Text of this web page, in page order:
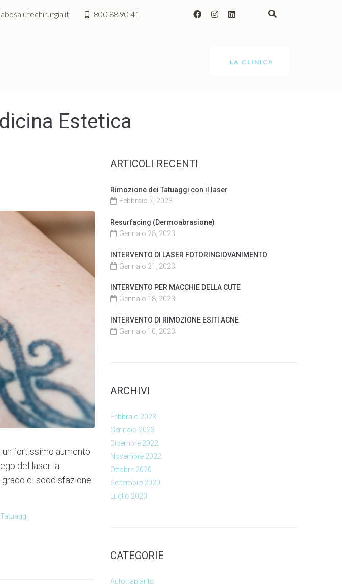
800 88 90 41
LA CLINICA
Estetica
fortissimo aumento
del laser la
di soddisfazione
Tatuaggi
ARTICOLI RECENTI
Rimozione dei Tatuaggi con il laser
Febbraio 7, 2023
Resurfacing (Dermoabrasione)
Gennaio 28, 2023
INTERVENTO DI LASER FOTORINGIOVANIMENTO
Gennaio 21, 2023
INTERVENTO PER MACCHIE DELLA CUTE
Gennaio 18, 2023
INTERVENTO DI RIMOZIONE ESITI ACNE
Gennaio 10, 2023
ARCHIVI
Febbraio 2023
Gennaio 2023
Dicembre 2022
Novembre 2022
Ottobre 2020
Settembre 2020
Luglio 2020
CATEGORIE
Autotrapianto